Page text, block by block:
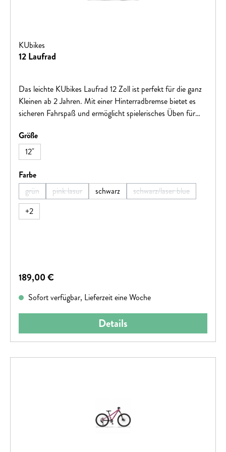
KUbikes
12 Laufrad
Das leichte KUbikes Laufrad 12 Zoll ist perfekt für die ganz
Kleinen ab 2 Jahren. Mit einer Hinterradbremse bietet es
sicheren Fahrspaß und ermöglicht spielerisches Üben für
Größeauswählen
12"
Farbeauswählen
grün
(Diese Option ist zurzeit nicht verfügbar.)
pink lasur
(Diese Option ist zurzeit nicht verfügbar.)
schwarz schwarz/laser blue
(Diese Option ist
+2
Regulärer Preis:
189,00 €
Sofort verfügbar, Lieferzeit eine Woche
Details